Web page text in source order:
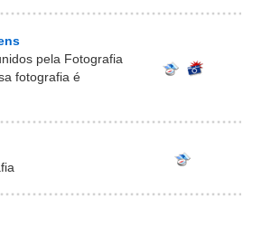
pela Fotografia
fotografia é